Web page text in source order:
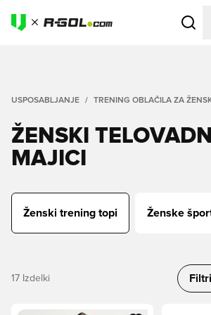
USPOSABLJANJE TRENING OBLAČILA ZA
ŽENSKI
MAJICI
Ženski trening topi Ženske
17 Izdelki